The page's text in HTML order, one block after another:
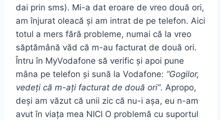
dai prin sms). Mi-a dat eroare de vreo două ori,
am înjurat oleacă și am intrat de pe telefon. Aici
totul a mers fără probleme, numai că la vreo
săptămână văd că m-au facturat de două ori.
Întru în MyVodafone să verific și apoi pune
mâna pe telefon și sună la Vodafone: “Gogilor,
vedeți că m-ați facturat de două ori”. Apropo,
deși am văzut că unii zic că nu-i așa, eu n-am
avut în viața mea NICI O problemă cu suportul